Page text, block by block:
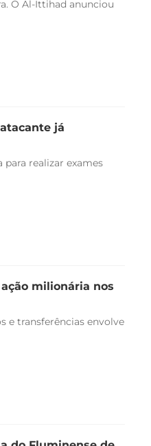
O Al-Ittihad anunciou
já
para realizar exames
milionária nos
e transferências envolve